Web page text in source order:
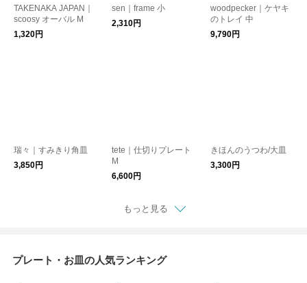
TAKENAKA JAPAN｜
scoosy オーバル M
1,320円
sen｜frame 小
2,310円
woodpecker｜ケヤキ
のトレイ 中
9,790円
瑞々｜すみきり角皿
3,850円
tete｜仕切りプレート
M
6,600円
きほんのうつわ/大皿
3,300円
もっと見る
プレート・お皿の人気ランキング